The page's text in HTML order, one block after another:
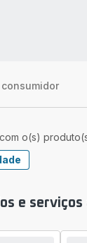
o(s)
e serviços